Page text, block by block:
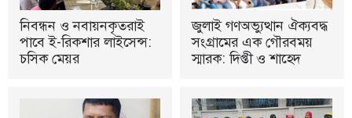
নিবন্ধন ও নবায়নকৃতরাই
পাবে ই-রিকশার লাইসেন্স:
চসিক মেয়র
জুলাই গণঅভ্যুত্থান ঐক্যবদ্ধ
সংগ্রামের এক গৌরবময়
স্মারক: দিপ্তী ও শাহেদ